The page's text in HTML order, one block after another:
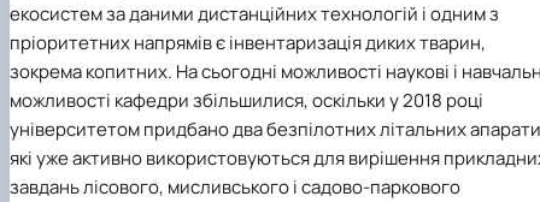
31.07.2023 р.), випускник 2005 року.
ЗАЛОЗНИЙ Вʼячеслав Анатолійович
(11.06.1984 - 24.09.2024 р.), випускник 2006
КОВАЛЬСЬКИЙ Павло Васильович
- 06.05.2022 р.), випускник 1999 року.
КОРЕНЬ Володимир Анатолійович
- 08.02.2025 р.), випускник 2013 рок…
екосистем за даними дистанційних технологій і одним з
пріоритетних напрямів є інвентаризація диких тварин,
зокрема копитних. На сьогодні можливості наукові і
можливості кафедри збільшилися, оскільки у 2018 році
університетом придбано два безпілотних літальних
які уже активно використовуються для вирішення
завдань лісового, мисливського і садово-паркового